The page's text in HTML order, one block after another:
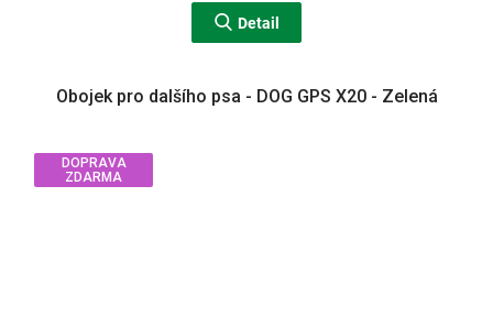
Detail
DOPRAVA
ZDARMA
Obojek pro dalšího psa - DOG GPS X20 - Zelená